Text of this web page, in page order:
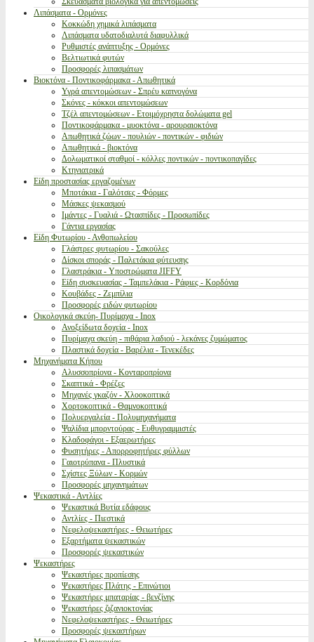
Λιπάσματα - Ορμόνες
Κοκκώδη χημικά λιπάσματα
Λιπάσματα υδατοδιαλυτά διαφυλλικά
Ρυθμιστές ανάπτυξης - Ορμόνες
Βελτιωτικά φυτών
Προσφορές λιπασμάτων
Βιοκτόνα - Ποντικοφάρμακα - Απωθητικά
Υγρά απεντομώσεων - Σπρέυ καπνογόνα
Σκόνες - κόκκοι απεντομώσεων
Τζέλ απεντομώσεων - Ετοιμόχρηστα δολώματα gel
Ποντικοφάρμακα - μυοκτόνα - αρουραιοκτόνα
Απωθητικά ζώων - πουλιών - ποντικών - φιδιών
Απωθητικά - βιοκτόνα
Δολωματικοί σταθμοί - κόλλες ποντικών - ποντικοπαγίδες
Κτηνιατρικά
Είδη προστασίας εργαζομένων
Μποτάκια - Γαλότσες - Φόρμες
Μάσκες ψεκασμού
Ιμάντες - Γυαλιά - Ωτασπίδες - Προσωπίδες
Γάντια εργασίας
Είδη Φυτωρίου - Ανθοπωλείου
Γλάστρες φυτωρίου - Σακούλες
Δίσκοι σποράς - Παλετάκια φύτευσης
Γλαστράκια - Υποστρώματα JIFFY
Είδη συσκευασίας - Ταμπελάκια - Ράφιες - Κορδόνια
Κουβάδες - Ζεμπίλια
Προσφορές ειδών φυτωρίου
Οικολογικά σκεύη- Πυρίμαχα - Inox
Ανοξείδωτα δοχεία - Inox
Πυρίμαχα σκεύη - πιθάρια λαδιού - λεκάνες ζυμώματος
Πλαστικά δοχεία - Βαρέλια - Τενεκέδες
Μηχανήματα Κήπου
Αλυσσοπρίονα - Κονταροπρίονα
Σκαπτικά - Φρέζες
Μηχανές γκαζόν - Χλοοκοπτικά
Χορτοκοπτικά - Θαμνοκοπτικά
Πολυεργαλεία - Πολυμηχανήματα
Ψαλίδια μπορντούρας - Ευθυγραμμιστές
Κλαδοφάγοι - Εξαερωτήρες
Φυσητήρες - Απορροφητήρες φύλλων
Γαιοτρύπανα - Πλυστικά
Σχίστες Ξύλων - Κορμών
Προσφορές μηχανημάτων
Ψεκαστικά - Αντλίες
Ψεκαστικά Βυτία εδάφους
Αντλίες - Πιεστικά
Νεφελοψεκαστήρες - Θειωτήρες
Εξαρτήματα ψεκαστικών
Προσφορές ψεκαστικών
Ψεκαστήρες
Ψεκαστήρες προπίεσης
Ψεκαστήρες Πλάτης - Επινώτιοι
Ψεκαστήρες μπαταρίας - βενζίνης
Ψεκαστήρες ζιζανιοκτονίας
Νεφελοψεκαστήρες - Θειωτήρες
Προσφορές ψεκαστήρων